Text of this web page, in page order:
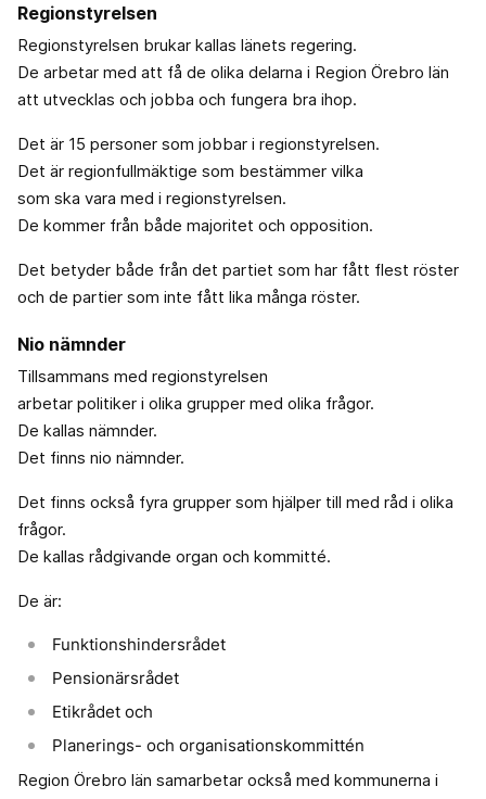
Regionstyrelsen
Regionstyrelsen brukar kallas länets regering.
De arbetar med att få de olika delarna i Region Örebro län
att utvecklas och jobba och fungera bra ihop.
Det är 15 personer som jobbar i regionstyrelsen.
Det är regionfullmäktige som bestämmer vilka
som ska vara med i regionstyrelsen.
De kommer från både majoritet och opposition.
Det betyder både från det partiet som har fått flest röster
och de partier som inte fått lika många röster.
Nio nämnder
Tillsammans med regionstyrelsen
arbetar politiker i olika grupper med olika frågor.
De kallas nämnder.
Det finns nio nämnder.
Det finns också fyra grupper som hjälper till med råd i olika
frågor.
De kallas rådgivande organ och kommitté.
De är:
Funktionshindersrådet
Pensionärsrådet
Etikrådet och
Planerings- och organisationskommittén
Region Örebro län samarbetar också med kommunerna i